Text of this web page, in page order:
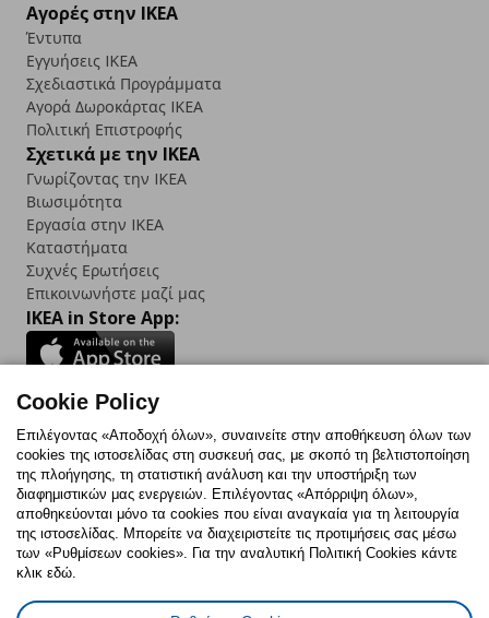
Αγορές στην IKEA
Έντυπα
Εγγυήσεις IKEA
Σχεδιαστικά Προγράμματα
Αγορά Δωρoκάρτας IKEA
Πολιτική Επιστροφής
Σχετικά με την IKEA
Γνωρίζοντας την IKEA
Βιωσιμότητα
Εργασία στην IKEA
Καταστήματα
Συχνές Ερωτήσεις
Επικοινωνήστε μαζί μας
IKEA in Store App:
Follow us:
FacebookInstagram
TikTokYoutubePinterestTwitter
Πολιτική CookiesΔήλωση ψηφιακής προσβασιμότητας
Cookie Policy
Επιλέγοντας «Αποδοχή όλων», συναινείτε στην αποθήκευση όλων των
cookies της ιστοσελίδας στη συσκευή σας, με σκοπό τη βελτιστοποίηση
της πλοήγησης, τη στατιστική ανάλυση και την υποστήριξη των
διαφημιστικών μας ενεργειών. Επιλέγοντας «Απόρριψη όλων»,
αποθηκεύονται μόνο τα cookies που είναι αναγκαία για τη λειτουργία
της ιστοσελίδας. Μπορείτε να διαχειριστείτε τις προτιμήσεις σας μέσω
των «Ρυθμίσεων cookies». Για την αναλυτική Πολιτική Cookies κάντε
κλικ εδώ.